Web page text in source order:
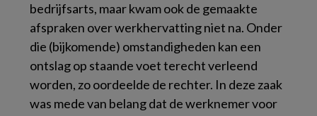
bedrijfsarts, maar kwam ook de gemaakte
afspraken over werkhervatting niet na. Onder
die (bijkomende) omstandigheden kan een
ontslag op staande voet terecht verleend
worden, zo oordeelde de rechter. In deze zaak
was mede van belang dat de werknemer voor